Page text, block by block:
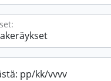
pp/kk/vvvv